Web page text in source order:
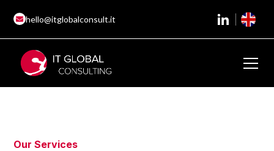
hello@itglobalconsult.it
Our Services